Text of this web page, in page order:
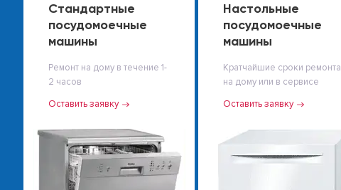
Стандартные
посудомоечные
машины
Ремонт на дому в течение 1-
2 часов
Оставить заявку
Настольные
посудомоечные
машины
Кратчайшие сроки ремонта
на дому или в сервисе
Оставить заявку